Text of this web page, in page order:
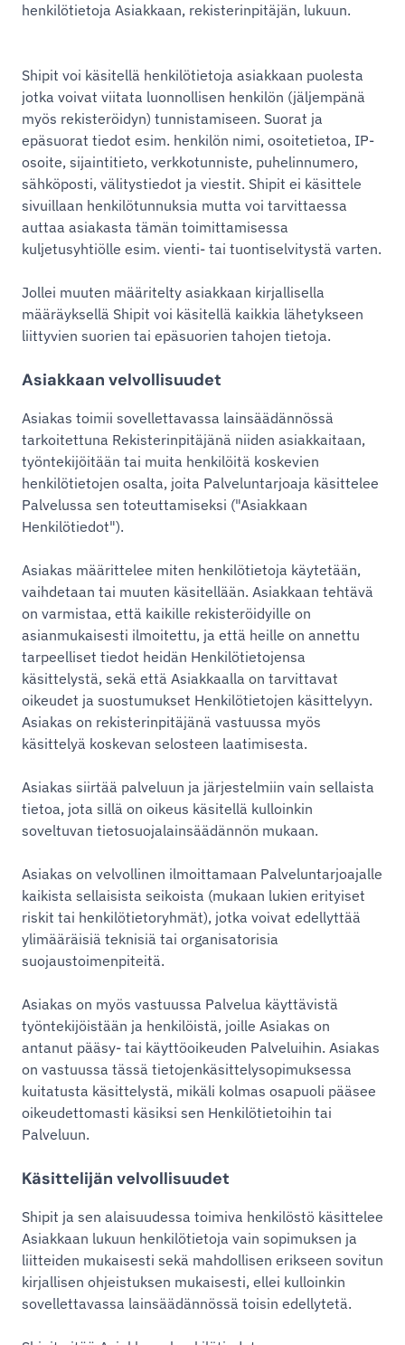
henkilötietoja Asiakkaan, rekisterinpitäjän, lukuun.
Shipit voi käsitellä henkilötietoja asiakkaan puolesta
jotka voivat viitata luonnollisen henkilön (jäljempänä
myös rekisteröidyn) tunnistamiseen. Suorat ja
epäsuorat tiedot esim. henkilön nimi, osoitetietoa, IP-
osoite, sijaintitieto, verkkotunniste, puhelinnumero,
sähköposti, välitystiedot ja viestit. Shipit ei käsittele
sivuillaan henkilötunnuksia mutta voi tarvittaessa
auttaa asiakasta tämän toimittamisessa
kuljetusyhtiölle esim. vienti- tai tuontiselvitystä varten.
Jollei muuten määritelty asiakkaan kirjallisella
määräyksellä Shipit voi käsitellä kaikkia lähetykseen
liittyvien suorien tai epäsuorien tahojen tietoja.
Asiakkaan velvollisuudet
Asiakas toimii sovellettavassa lainsäädännössä
tarkoitettuna Rekisterinpitäjänä niiden asiakkaitaan,
työntekijöitään tai muita henkilöitä koskevien
henkilötietojen osalta, joita Palveluntarjoaja käsittelee
Palvelussa sen toteuttamiseksi ("Asiakkaan
Henkilötiedot").
Asiakas määrittelee miten henkilötietoja käytetään,
vaihdetaan tai muuten käsitellään. Asiakkaan tehtävä
on varmistaa, että kaikille rekisteröidyille on
asianmukaisesti ilmoitettu, ja että heille on annettu
tarpeelliset tiedot heidän Henkilötietojensa
käsittelystä, sekä että Asiakkaalla on tarvittavat
oikeudet ja suostumukset Henkilötietojen käsittelyyn.
Asiakas on rekisterinpitäjänä vastuussa myös
käsittelyä koskevan selosteen laatimisesta.
Asiakas siirtää palveluun ja järjestelmiin vain sellaista
tietoa, jota sillä on oikeus käsitellä kulloinkin
soveltuvan tietosuojalainsäädännön mukaan.
Asiakas on velvollinen ilmoittamaan Palveluntarjoajalle
kaikista sellaisista seikoista (mukaan lukien erityiset
riskit tai henkilötietoryhmät), jotka voivat edellyttää
ylimääräisiä teknisiä tai organisatorisia
suojaustoimenpiteitä.
Asiakas on myös vastuussa Palvelua käyttävistä
työntekijöistään ja henkilöistä, joille Asiakas on
antanut pääsy- tai käyttöoikeuden Palveluihin. Asiakas
on vastuussa tässä tietojenkäsittelysopimuksessa
kuitatusta käsittelystä, mikäli kolmas osapuoli pääsee
oikeudettomasti käsiksi sen Henkilötietoihin tai
Palveluun.
Käsittelijän velvollisuudet
Shipit ja sen alaisuudessa toimiva henkilöstö käsittelee
Asiakkaan lukuun henkilötietoja vain sopimuksen ja
liitteiden mukaisesti sekä mahdollisen erikseen sovitun
kirjallisen ohjeistuksen mukaisesti, ellei kulloinkin
sovellettavassa lainsäädännössä toisin edellytetä.